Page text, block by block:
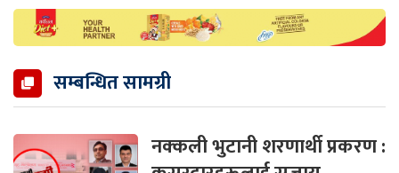
सम्बन्धित सामग्री
नक्कली भुटानी शरणार्थी प्रकरण :